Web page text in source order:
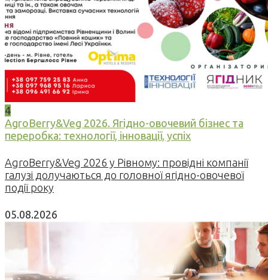
4
AgroBerry&Veg 2026. Ягідно-овочевий бізнес та
переробка: технології, інновації, успіх
AgroBerry&Veg 2026 у Рівному: провідні компанії
галузі долучаються до головної ягідно-овочевої
події року
05.08.2026